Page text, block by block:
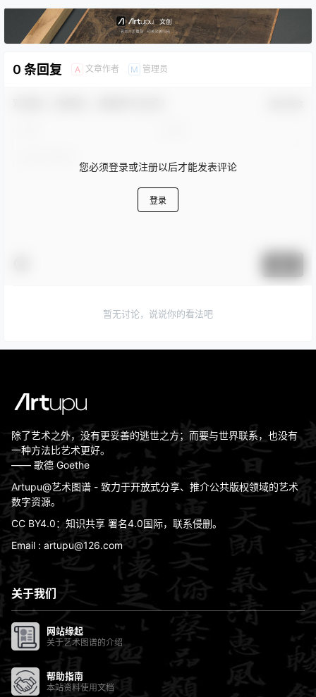
0 条回复 A 文章作者 M 管理员
您必须登录或注册以后才能发表评论
登录
暂无讨论，说说你的看法吧
除了艺术之外，没有更妥善的逃世之方；而要与世界联系，也没有
一种方法比艺术更好。
—— 歌德 Goethe
Artupu@艺术图谱 - 致力于开放式分享、推介公共版权领域的艺术
数字资源。
CC BY4.0：知识共享 署名4.0国际，联系侵删。
Email : artupu@126.com
关于我们
网站缘起
关于艺术图谱的介绍
帮助指南
本站资料使用文档